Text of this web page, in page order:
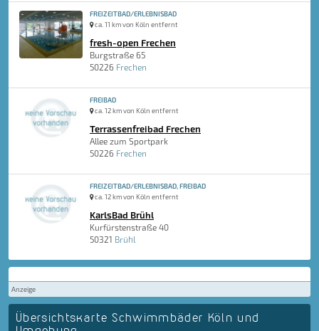
FREIZEITBAD/ERLEBNISBAD
ca. 11 km von Köln entfernt
fresh-open Frechen
Burgstraße 65
50226 Frechen
FREIBAD
ca. 12 km von Köln entfernt
Terrassenfreibad Frechen
Allee zum Sportpark
50226 Frechen
FREIZEITBAD/ERLEBNISBAD, FREIBAD
ca. 12 km von Köln entfernt
KarlsBad Brühl
Kurfürstenstraße 40
50321 Brühl
Anzeige
Übersichtskarte Schwimmbäder Köln und